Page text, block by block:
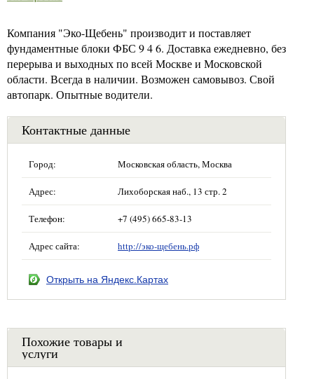
Компания "Эко-Щебень" производит и поставляет
фундаментные блоки ФБС 9 4 6. Доставка ежедневно, без
перерыва и выходных по всей Москве и Московской
области. Всегда в наличии. Возможен самовывоз. Свой
автопарк. Опытные водители.
Контактные данные
Город: Московская область, Москва
Адрес: Лихоборская наб., 13 стр. 2
Телефон: +7 (495) 665-83-13
Адрес сайта: http://эко-щебень.рф
Открыть на Яндекс.Картах
Похожие товары и
услуги